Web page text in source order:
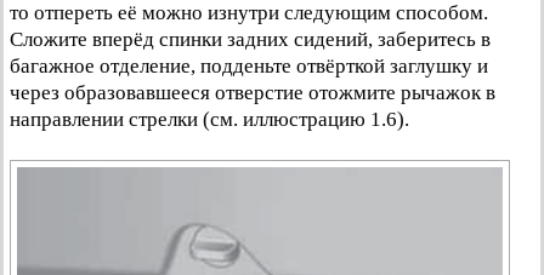
то отпереть её можно изнутри следующим способом.
Сложите вперёд спинки задних сидений, заберитесь в
багажное отделение, подденьте отвёрткой заглушку и
через образовавшееся отверстие отожмите рычажок в
направлении стрелки (см. иллюстрацию 1.6).